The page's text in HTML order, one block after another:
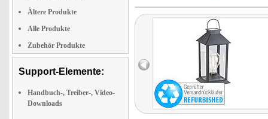
Ältere Produkte
Alle Produkte
Zubehör Produkte
Support-Elemente:
Handbuch-, Treiber-, Video-
Downloads